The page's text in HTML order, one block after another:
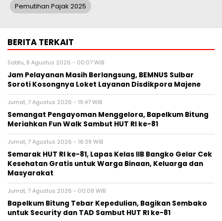
Pemutihan Pajak 2025
BERITA TERKAIT
Sabtu, 8 Agustus 2026 - 00:07 WIB
Jam Pelayanan Masih Berlangsung, BEMNUS Sulbar
Soroti Kosongnya Loket Layanan Disdikpora Majene
Jumat, 7 Agustus 2026 - 19:47 WIB
Semangat Pengayoman Menggelora, Bapelkum Bitung
Meriahkan Fun Walk Sambut HUT RI ke-81
Jumat, 7 Agustus 2026 - 16:39 WIB
Semarak HUT RI ke-81, Lapas Kelas IIB Bangko Gelar Cek
Kesehatan Gratis untuk Warga Binaan, Keluarga dan
Masyarakat
Jumat, 7 Agustus 2026 - 00:08 WIB
Bapelkum Bitung Tebar Kepedulian, Bagikan Sembako
untuk Security dan TAD Sambut HUT RI ke-81